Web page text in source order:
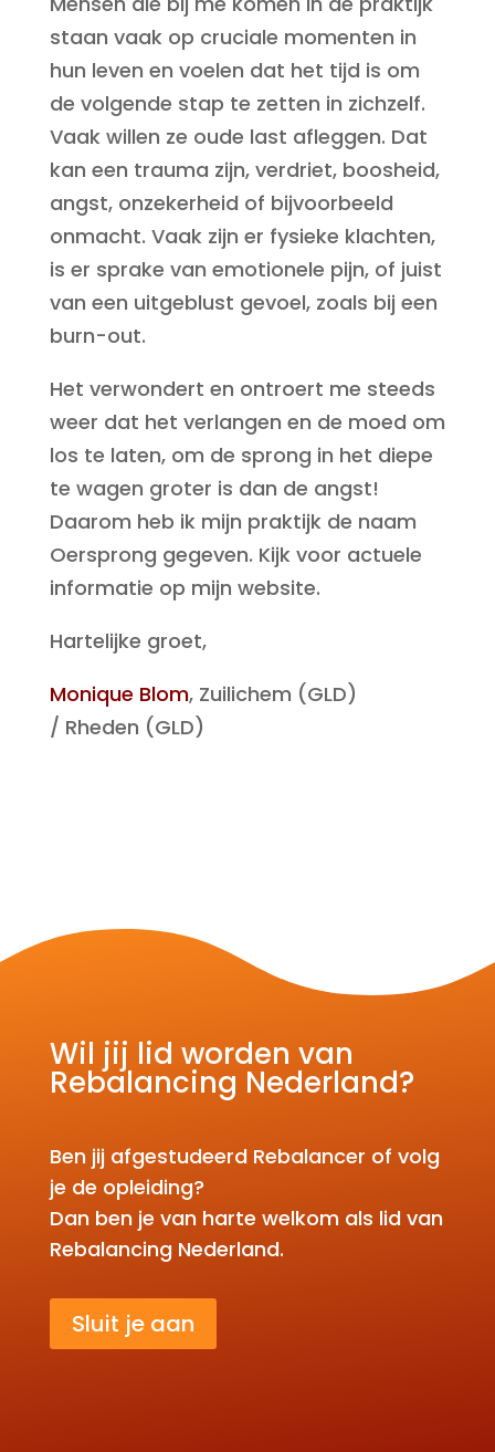
staan vaak op cruciale momenten in
hun leven en voelen dat het tijd is om
de volgende stap te zetten in zichzelf.
Vaak willen ze oude last afleggen. Dat
kan een trauma zijn, verdriet, boosheid,
angst, onzekerheid of bijvoorbeeld
onmacht. Vaak zijn er fysieke klachten,
is er sprake van emotionele pijn, of juist
van een uitgeblust gevoel, zoals bij een
burn-out.
Het verwondert en ontroert me steeds
weer dat het verlangen en de moed om
los te laten, om de sprong in het diepe
te wagen groter is dan de angst!
Daarom heb ik mijn praktijk de naam
Oersprong gegeven. Kijk voor actuele
informatie op mijn website.
Hartelijke groet,
Monique Blom, Zuilichem (GLD)
/ Rheden (GLD)
Wil jij lid worden van
Rebalancing Nederland?
Ben jij afgestudeerd Rebalancer of volg
je de opleiding?
Dan ben je van harte welkom als lid van
Rebalancing Nederland.
Sluit je aan